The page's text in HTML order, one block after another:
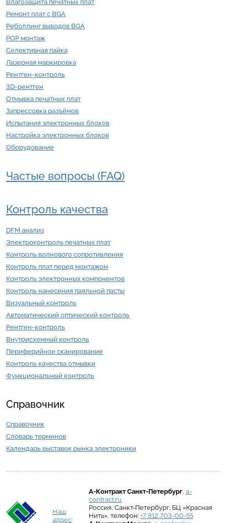
Влагозащита печатных плат
Ремонт плат с BGA
Реболлинг выводов BGA
POP монтаж
Селективная пайка
Лазерная маркировка
Рентген-контроль
3D-рентген
Отмывка печатных плат
Запрессовка разъёмов
Испытания электронных блоков
Настройка электронных блоков
Оборудование
Частые вопросы (FAQ)
Контроль качества
DFM анализ
Электроконтроль печатных плат
Контроль волнового сопротивления
Контроль плат перед монтажом
Контроль электронных компонентов
Контроль нанесения паяльной пасты
Визуальный контроль
Автоматический оптический контроль
Рентген-контроль
Внутрисхемный контроль
Периферийное сканирование
Контроль качества отмывки
Функциональный контроль
Справочник
Справочник
Словарь терминов
Календарь выставок рынка электроники
Наш
адрес:
А-Контракт Санкт-Петербург, a-
contract.ru
Россия, Санкт-Петербург, БЦ «Красная
Нить», телефон: +7 812 703-00-55